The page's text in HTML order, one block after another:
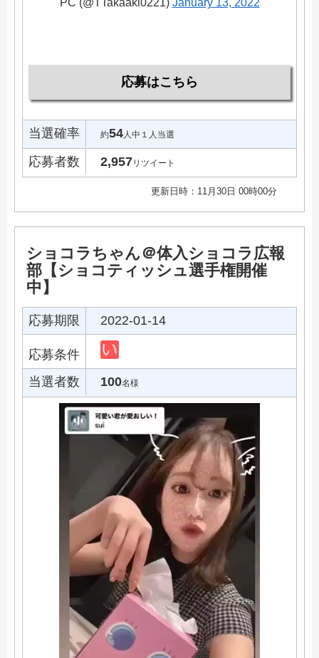
PC (@TTakaaki0221) January 13, 2022
応募はこちら
当選確率 約54人中１人当選
応募者数 2,957リツイート
更新日時：11月30日 00時00分
ショコラちゃん＠体入ショコラ広報
部【ショコティッシュ選手権開催
中】
応募期限 2022-01-14
応募条件
当選者数
100名様